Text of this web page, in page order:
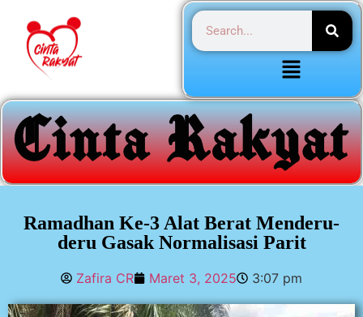
Ramadhan Ke-3 Alat Berat Menderu-
deru Gasak Normalisasi Parit
Zafira CR Maret 3, 2025 3:07 pm